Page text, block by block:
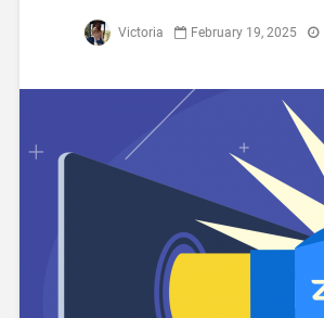
Victoria February 19, 2025